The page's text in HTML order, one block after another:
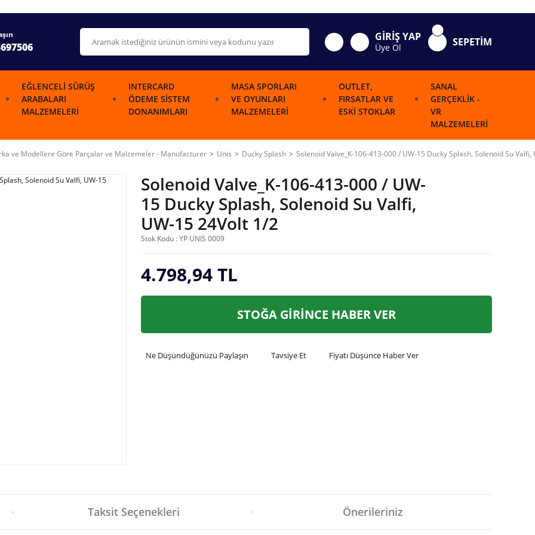
GİRİŞ YAP
Üye Ol SEPETİM
EĞLENCELI SÜRÜŞ
ARABALARI
MALZEMELERI
INTERCARD
ÖDEME SISTEM
DONANIMLARI
MASA SPORLARI
VE OYUNLARI
MALZEMELERI
OUTLET,
FIRSATLAR VE
ESKI STOKLAR
SANAL
GERÇEKLIK -
VR
MALZEMELERI
ve Modellere Göre Parçalar ve Malzemeler - Manufacturer Unis Ducky Splash Solenoid Valve_K-106-413-000 / UW-15 Ducky Splash, Solenoid Su
Solenoid Valve_K-106-413-000 / UW-
15 Ducky Splash, Solenoid Su Valfi,
UW-15 24Volt 1/2
Stok Kodu : YP UNIS 0009
4.798,94 TL
STOĞA GİRİNCE HABER VER
Ne Düşündüğünüzü Paylaşın Tavsiye Et Fiyatı Düşünce Haber Ver
Taksit Seçenekleri Önerileriniz